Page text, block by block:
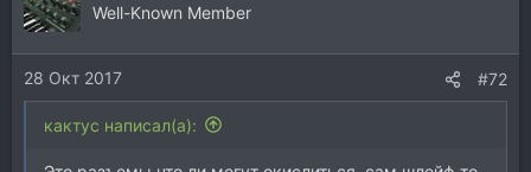
Well-Known Member
28 Окт 2017 #72
кактус написал(а):